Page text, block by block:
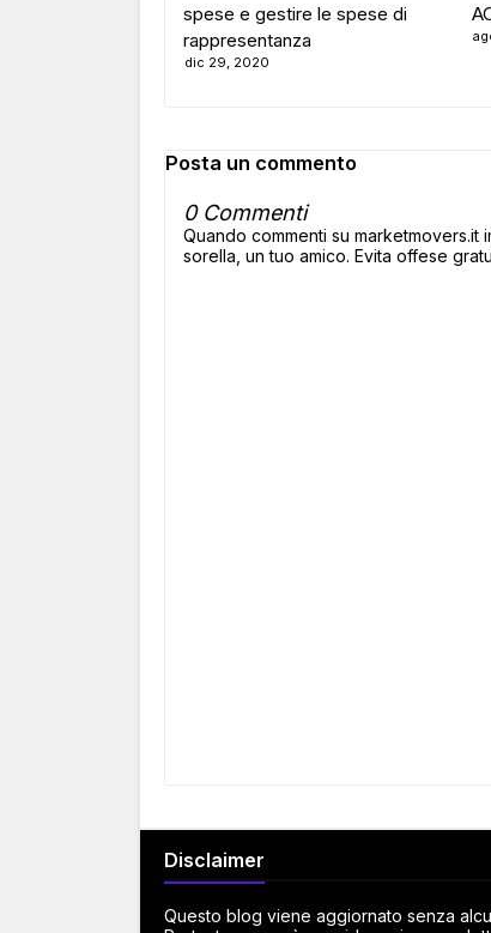
spese e gestire le spese di
rappresentanza
dic 29, 2020
Posta un commento
0 Commenti
Quando commenti su
sorella, un tuo amico. Evita offese
Disclaimer
Questo blog viene aggiornato senza